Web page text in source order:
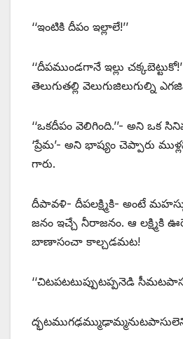
‘‘ఇంటికి దీపం ఇల్లాలే!’’
‘‘దీపముండగానే ఇల్లు
తెలుగుతల్లి వెలుగుజిలుగుల్ని
‘‘ఒకదీపం వెలిగింది.’’- అని
‘ప్రేమ’- అని భాష్యం చెప్పారు
గారు.
దీపావళి- దీపలక్ష్మికి- అంటే
జనం ఇచ్చే నీరాజనం. ఆ లక్ష్మికి
బాణాసంచా కాల్చడమట!
‘‘చిటపటటుప్పుటప్పనెడి